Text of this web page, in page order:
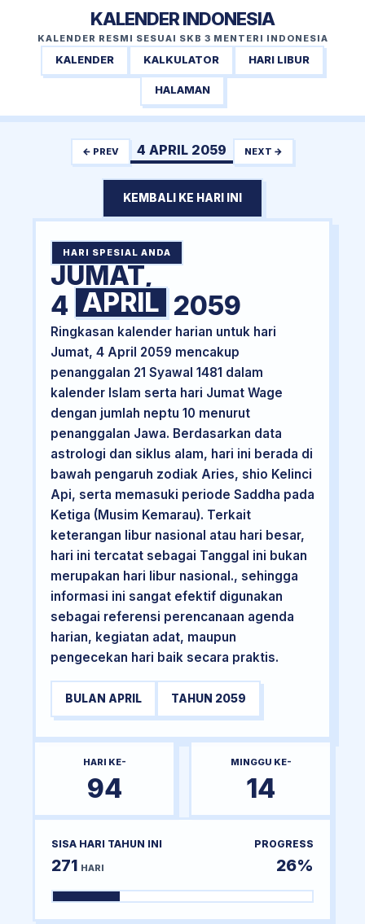
KALENDER INDONESIA
KALENDER RESMI SESUAI SKB 3 MENTERI INDONESIA
KALENDER KALKULATOR HARI LIBUR
HALAMAN
← PREV 4 APRIL 2059 NEXT →
KEMBALI KE HARI INI
HARI SPESIAL ANDA
JUMAT,
4 APRIL 2059
Ringkasan kalender harian untuk hari
Jumat, 4 April 2059 mencakup
penanggalan 21 Syawal 1481 dalam
kalender Islam serta hari Jumat Wage
dengan jumlah neptu 10 menurut
penanggalan Jawa. Berdasarkan data
astrologi dan siklus alam, hari ini berada di
bawah pengaruh zodiak Aries, shio Kelinci
Api, serta memasuki periode Saddha pada
Ketiga (Musim Kemarau). Terkait
keterangan libur nasional atau hari besar,
hari ini tercatat sebagai Tanggal ini bukan
merupakan hari libur nasional., sehingga
informasi ini sangat efektif digunakan
sebagai referensi perencanaan agenda
harian, kegiatan adat, maupun
pengecekan hari baik secara praktis.
BULAN APRIL TAHUN 2059
HARI KE-
94
MINGGU KE-
14
SISA HARI TAHUN INI
271 HARI
PROGRESS
26%